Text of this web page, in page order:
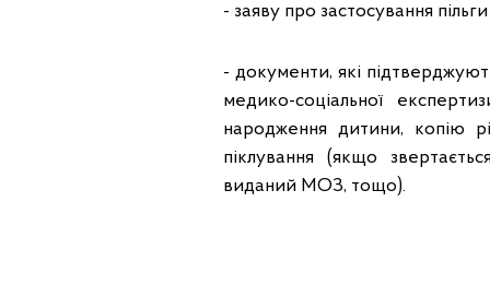
- заяву про застосування
- документи, які
медико-соціальної
народження дитини, копію
піклування (якщо
виданий МОЗ, тощо).